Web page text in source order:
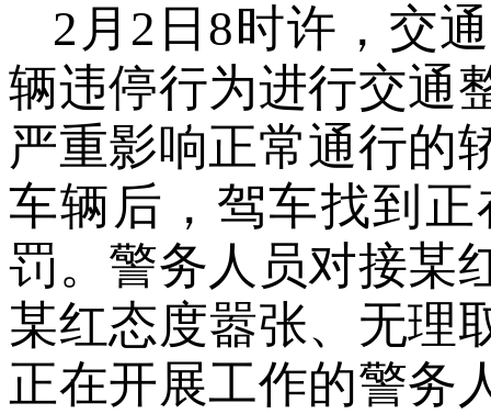
2月2日8时许，交
辆违停行为进行交通
严重影响正常通行的
车辆后，驾车找到
罚。警务人员对接某
某红态度嚣张、无理
正在开展工作的警务